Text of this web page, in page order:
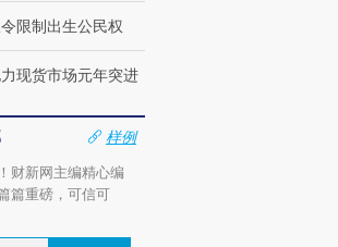
限制出生公民权
力现货市场元年突进
样例
财新网主编精心编
篇重磅，可信可